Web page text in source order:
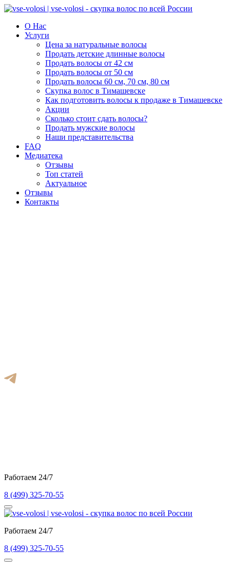
О Нас
Услуги
Цена за натуральные волосы
Продать детские длинные волосы
Продать волосы от 42 см
Продать волосы от 50 см
Продать волосы 60 см, 70 см, 80 см
Скупка волос в Тимашевске
Как подготовить волосы к продаже в Тимашевске
Акции
Сколько стоит сдать волосы?
Продать мужские волосы
Наши представительства
FAQ
Медиатека
Отзывы
Топ статей
Актуальное
Отзывы
Контакты
Работаем 24/7
8 (499) 325-70-55
Работаем 24/7
8 (499) 325-70-55